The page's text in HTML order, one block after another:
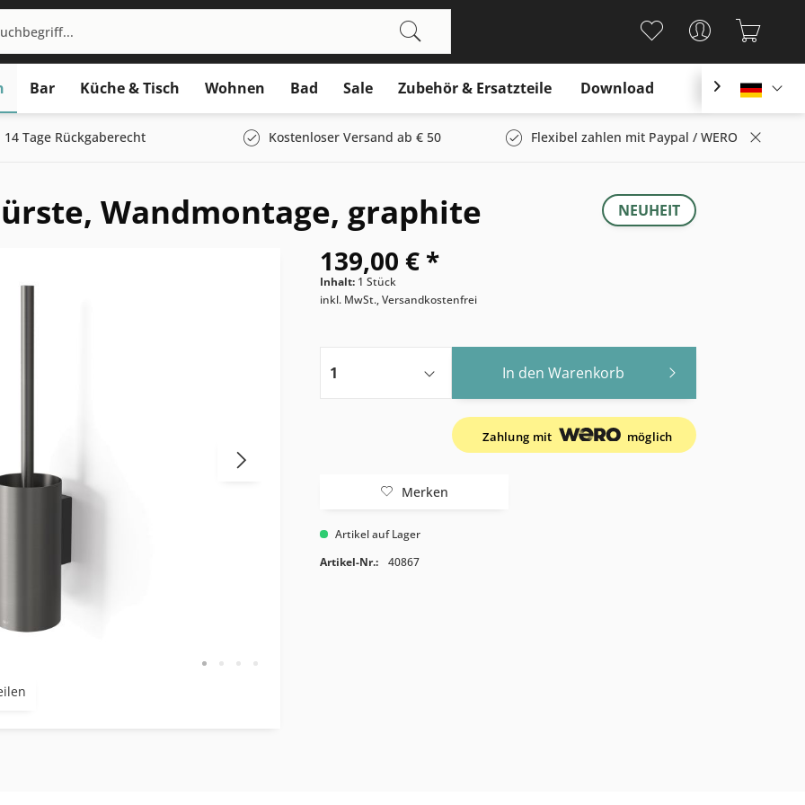
Bar Küche & Tisch Wohnen Bad Sale Zubehör & Ersatzteile Download 
14 Tage Rückgaberecht Kostenloser Versand ab € 50 Flexibel zahlen mit Paypal / WERO
Wandmontage, graphite NEUHEIT
139,00 € *
Inhalt: 1 Stück
inkl. MwSt., Versandkostenfrei
In den Warenkorb
Zahlung mit möglich
Merken
Artikel auf Lager
Artikel-Nr.:
40867